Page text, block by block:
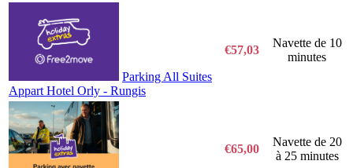
Parking All Suites
Appart Hotel Orly - Rungis
€57,03
Navette de 10
minutes
€65,00
Navette de 20
à 25 minutes